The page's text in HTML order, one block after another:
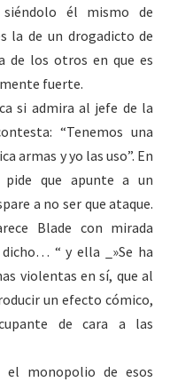
él mismo de
la de un drogadicto de
de los otros en que es
fuerte.
si admira al jefe de la
“Tenemos una
armas y yo las uso”. En
que apunte a un
a no ser que ataque.
Blade con mirada
“ y ella ­­_»Se ha
violentas en sí, que al
un efecto cómico,
de cara a las
el monopolio de esos